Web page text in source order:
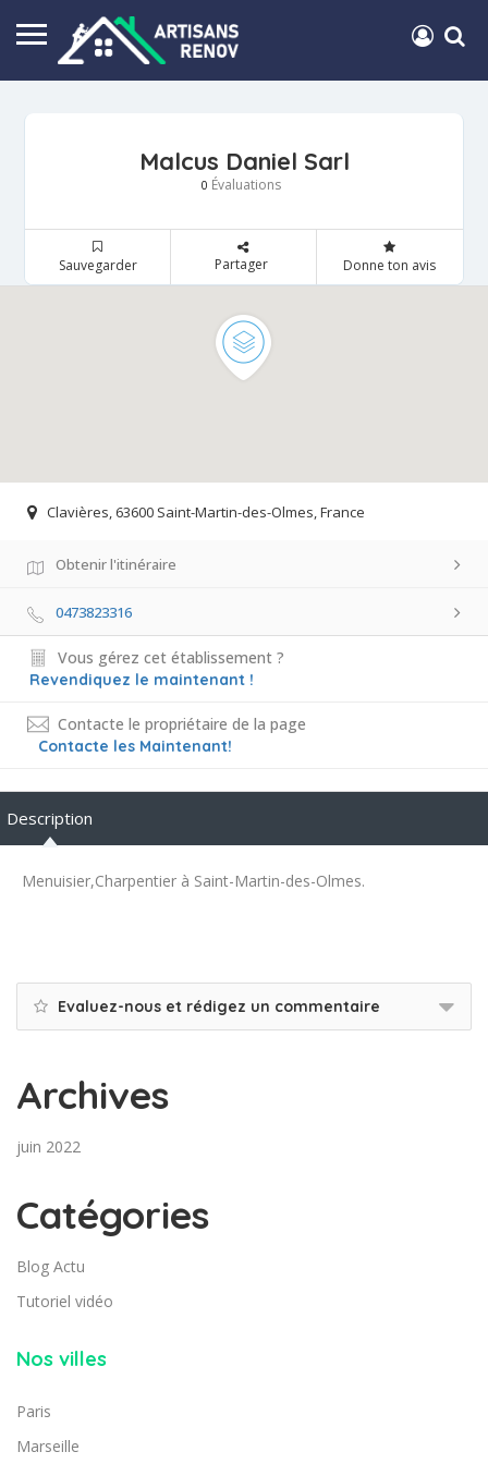
Malcus Daniel Sarl
0 Évaluations
Sauvegarder Partager Donne ton avis
Clavières, 63600 Saint-Martin-des-Olmes, France
Obtenir l'itinéraire
0473823316
Vous gérez cet établissement ?
Revendiquez le maintenant !
Contacte le propriétaire de la page
Contacte les Maintenant!
Description
Menuisier,Charpentier à Saint-Martin-des-Olmes.
Evaluez-nous et rédigez un commentaire
Archives
juin 2022
Catégories
Blog Actu
Tutoriel vidéo
Nos villes
Paris
Marseille